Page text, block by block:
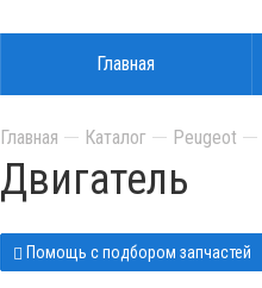
Главная
Главная Каталог Peugeot
Двигатель
Помощь с подбором запчастей